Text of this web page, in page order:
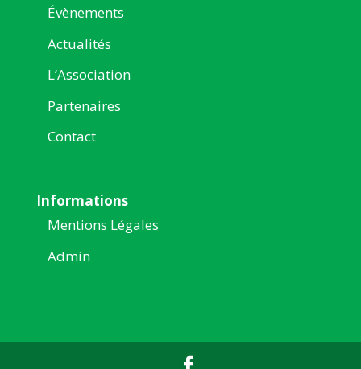
Évènements
Actualités
L’Association
Partenaires
Contact
Informations
Mentions Légales
Admin